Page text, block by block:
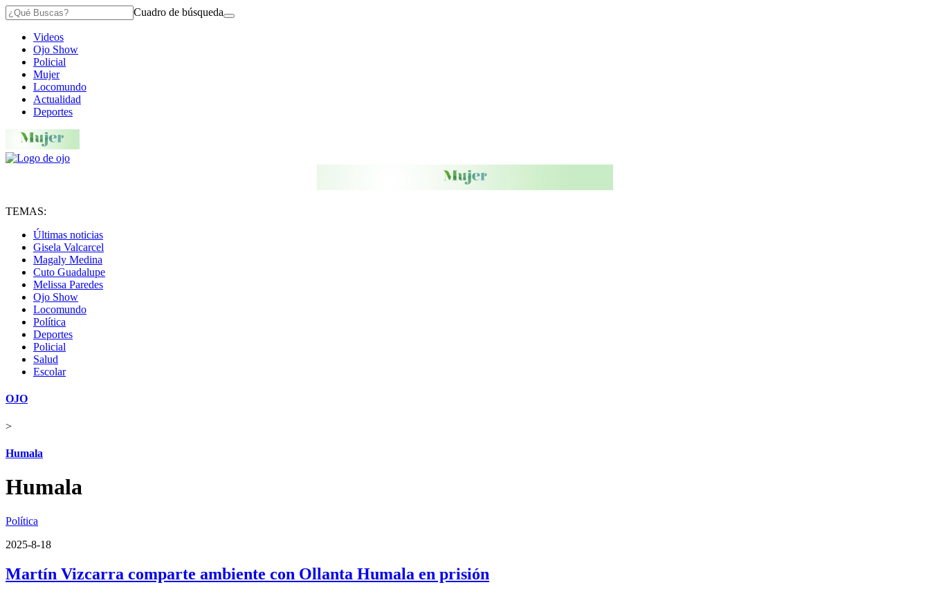
Cuadro de búsqueda
Videos
Ojo Show
Policial
Mujer
Locomundo
Actualidad
Deportes
TEMAS:
Últimas noticias
Gisela Valcarcel
Magaly Medina
Cuto Guadalupe
Melissa Paredes
Ojo Show
Locomundo
Política
Deportes
Policial
Salud
Escolar
OJO
>
Humala
Humala
Política
2025-8-18
Martín Vizcarra comparte ambiente con Ollanta Humala en prisión